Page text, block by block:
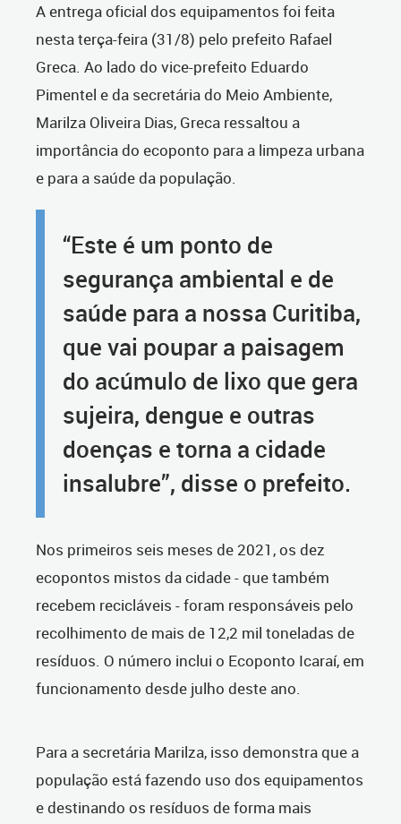
A entrega oficial dos equipamentos foi feita
nesta terça-feira (31/8) pelo prefeito Rafael
Greca. Ao lado do vice-prefeito Eduardo
Pimentel e da secretária do Meio Ambiente,
Marilza Oliveira Dias, Greca ressaltou a
importância do ecoponto para a limpeza urbana
e para a saúde da população.
“Este é um ponto de
segurança ambiental e de
saúde para a nossa Curitiba,
que vai poupar a paisagem
do acúmulo de lixo que gera
sujeira, dengue e outras
doenças e torna a cidade
insalubre”, disse o prefeito.
Nos primeiros seis meses de 2021, os dez
ecopontos mistos da cidade - que também
recebem recicláveis - foram responsáveis pelo
recolhimento de mais de 12,2 mil toneladas de
resíduos. O número inclui o Ecoponto Icaraí, em
funcionamento desde julho deste ano.
Para a secretária Marilza, isso demonstra que a
população está fazendo uso dos equipamentos
e destinando os resíduos de forma mais